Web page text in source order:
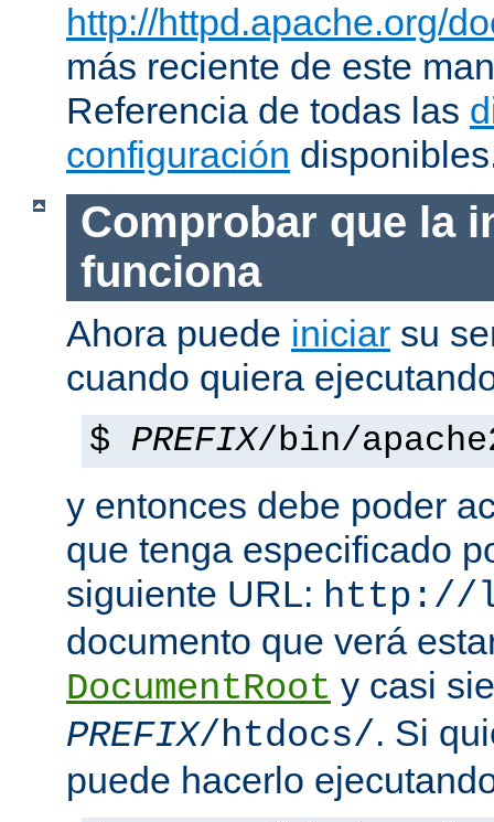
http://httpd.apache.org/
más reciente de este
Referencia de todas las
configuración
Comprobar que la
funciona
Ahora puede iniciar su
cuando quiera
$ PREFIX/bin/
y entonces debe poder
que tenga especificado
siguiente URL: http://
documento que verá
DocumentRoot y casi
PREFIX/htdocs/. Si
puede hacerlo